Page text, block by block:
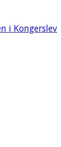
i Kongerslev